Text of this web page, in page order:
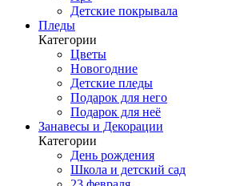
Детские покрывала
Пледы
Категории
Цветы
Новогодние
Детские пледы
Подарок для него
Подарок для неё
Занавесы и Декорации
Категории
День рождения
Школа и детский сад